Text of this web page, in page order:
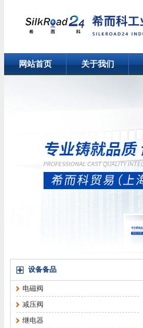
网站首页 关于我们
设备备品
电磁阀
减压阀
继电器